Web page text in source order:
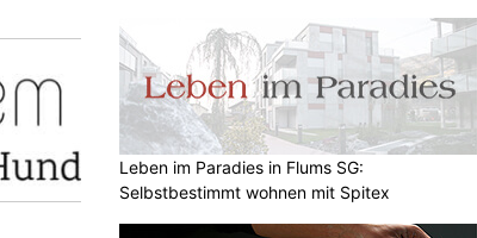
Leben im Paradies in Flums SG:
Selbstbestimmt wohnen mit Spitex